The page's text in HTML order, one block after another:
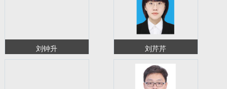
刘钟升 刘芹芹